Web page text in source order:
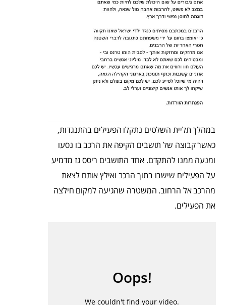
במהלך תליית השלטים נתקלו הפעילים בהתנגדות,
כאשר קבוצה של תושבים הקיפה את הרכב בו נסעו
ומנעה ממנו להתקדם. אחד התושבים ריסס גז מדמיע
על הפעילים שישבו בתוך הרכב ואילץ אותם לצאת
מהרכב אל הרחוב. המשטרה שהגיעה למקום חילצה
את הפעילים.